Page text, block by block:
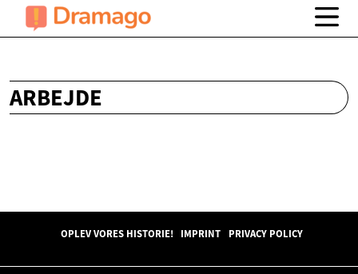
ARBEJDE
OPLEV VORES HISTORIE! IMPRINT PRIVACY POLICY